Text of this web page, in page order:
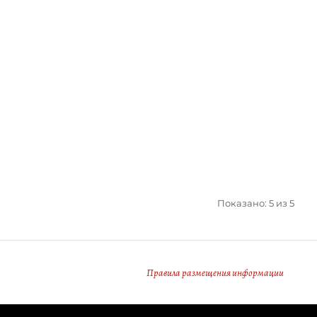
Показано: 5 из 5
Правила размещения информации